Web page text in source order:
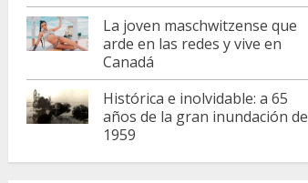
La joven maschwitzense que
arde en las redes y vive en
Canadá
Histórica e inolvidable: a 65
años de la gran inundación de
1959